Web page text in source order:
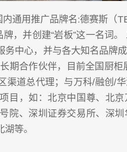
通用推广品牌名:德赛斯（
，并创建“岩板”这一名词
务中心，并与各大知名品牌
期合作伙伴，目前全国厨
渠道总代理；与万科/融创/
目，如：北京中国尊、北
院、深圳证券交易所、深
等。